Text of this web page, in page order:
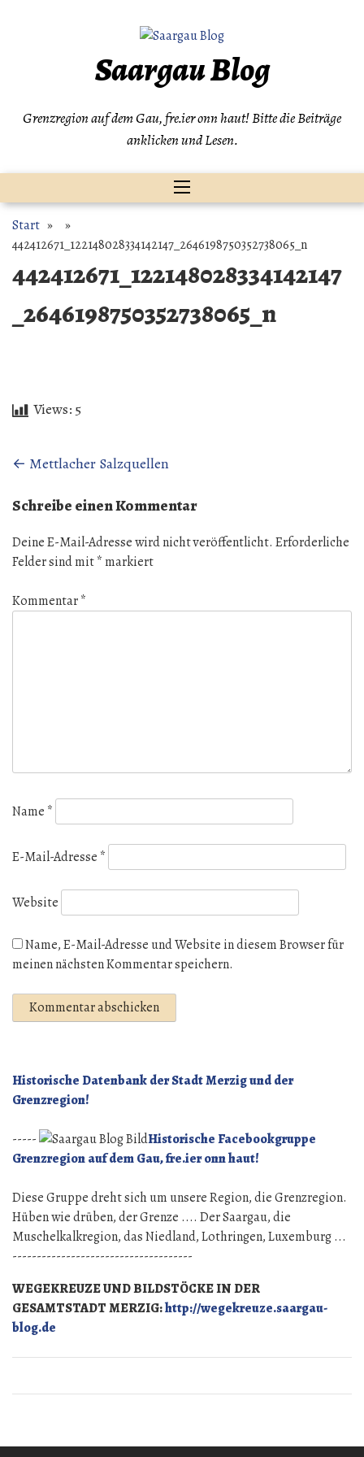
Saargau Blog
Grenzregion auf dem Gau, fre.ier onn haut! Bitte die Beiträge
anklicken und Lesen.
Start » »
442412671_122148028334142147_2646198750352738065_n
442412671_122148028334142147
_2646198750352738065_n
Views: 5
Beitragsnavigation
← Mettlacher Salzquellen
Schreibe einen Kommentar
Deine E-Mail-Adresse wird nicht veröffentlicht. Erforderliche
Felder sind mit* markiert
Kommentar*
Name *
E-Mail-Adresse *
Website
Name, E-Mail-Adresse und Website in diesem Browser für
meinen nächsten Kommentar speichern.
Historische Datenbank der Stadt Merzig und der
Grenzregion!
-----
Historische Facebookgruppe
Grenzregion auf dem Gau, fre.ier onn haut!
Diese Gruppe dreht sich um unsere Region, die Grenzregion.
Hüben wie drüben, der Grenze .... Der Saargau, die
Muschelkalkregion, das Niedland, Lothringen, Luxemburg ...
-------------------------------------
WEGEKREUZE UND BILDSTÖCKE IN DER
GESAMTSTADT MERZIG:http://wegekreuze.saargau-
blog.de